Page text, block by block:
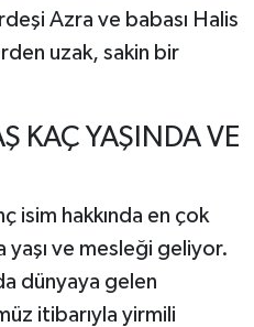
Azra ve babası Halis
uzak, sakin bir
KAÇ YAŞINDA VE
isim hakkında en çok
yaşı ve mesleği geliyor.
dünyaya gelen
itibarıyla yirmili